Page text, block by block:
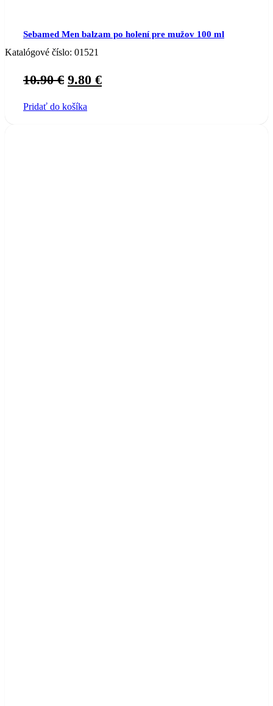
Sebamed Men balzam po holení pre mužov 100 ml
Katalógové číslo: 01521
10.90€ Original
was:
9.80 €Current
Pridať do košíka